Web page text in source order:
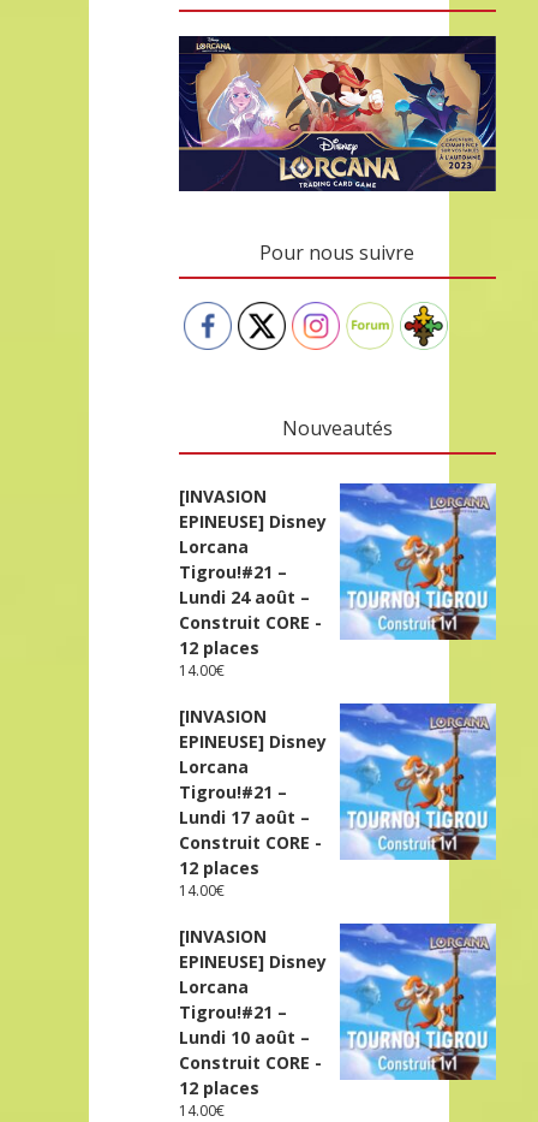
Pour nous suivre
Nouveautés
[INVASION
EPINEUSE] Disney
Lorcana
Tigrou!#21 –
Lundi 24 août –
Construit CORE -
12 places
14.00€
[INVASION
EPINEUSE] Disney
Lorcana
Tigrou!#21 –
Lundi 17 août –
Construit CORE -
12 places
14.00€
[INVASION
EPINEUSE] Disney
Lorcana
Tigrou!#21 –
Lundi 10 août –
Construit CORE -
12 places
14.00€